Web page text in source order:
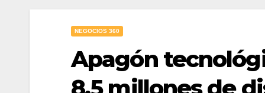
NEGOCIOS 360
Apagón